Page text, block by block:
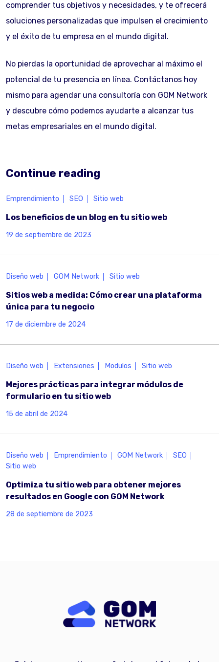
comprender tus objetivos y necesidades, y te ofrecerá
soluciones personalizadas que impulsen el crecimiento
y el éxito de tu empresa en el mundo digital.
No pierdas la oportunidad de aprovechar al máximo el
potencial de tu presencia en línea. Contáctanos hoy
mismo para agendar una consultoría con GOM Network
y descubre cómo podemos ayudarte a alcanzar tus
metas empresariales en el mundo digital.
Continue reading
Emprendimiento SEO Sitio web
Los beneficios de un blog en tu sitio web
19 de septiembre de 2023
Diseño web GOM Network Sitio web
Sitios web a medida: Cómo crear una plataforma
única para tu negocio
17 de diciembre de 2024
Diseño web Extensiones Modulos Sitio web
Mejores prácticas para integrar módulos de
formulario en tu sitio web
15 de abril de 2024
Diseño web Emprendimiento GOM Network
SEO
Sitio web
Optimiza tu sitio web para obtener mejores
resultados en Google con GOM Network
28 de septiembre de 2023